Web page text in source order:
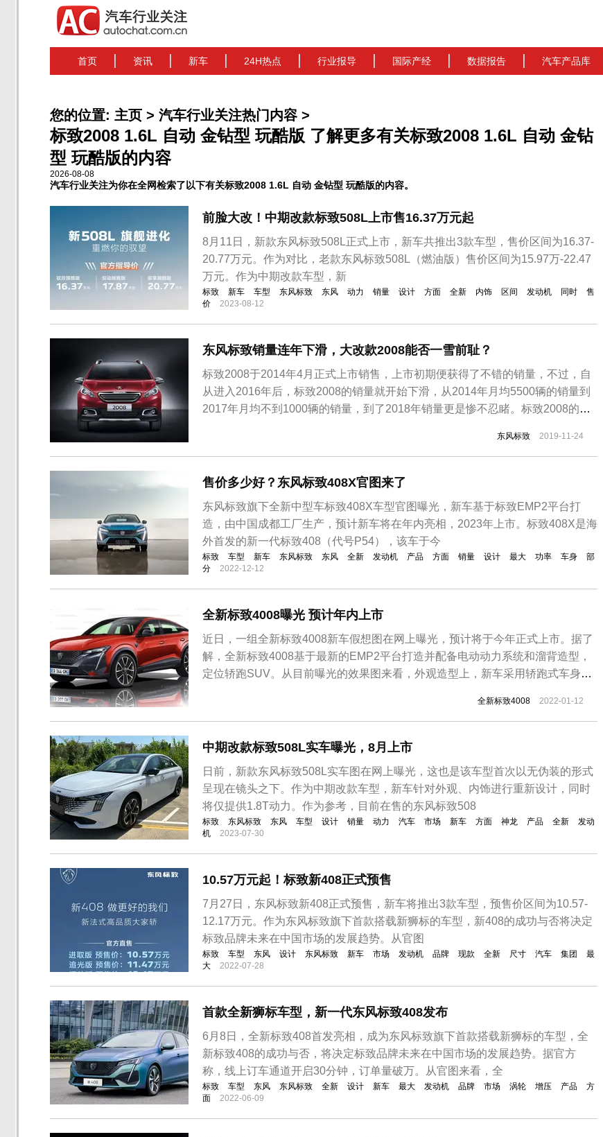
首页 资讯 新车 24H热点 行业报导 国际产经 数据报告 汽车产品库
您的位置: 主页 > 汽车行业关注热门内容 >
标致2008 1.6L 自动 金钻型 玩酷版 了解更多有关标致2008 1.6L 自动 金钻
型 玩酷版的内容
2026-08-08
汽车行业关注为你在全网检索了以下有关标致2008 1.6L 自动 金钻型 玩酷版的内容。
前脸大改！中期改款标致508L上市售16.37万元起
8月11日，新款东风标致508L正式上市，新车共推出3款车型，售价区间为16.37-
20.77万元。作为对比，老款东风标致508L（燃油版）售价区间为15.97万-22.47
万元。作为中期改款车型，新
标致 新车 车型 东风标致 东风 动力 销量 设计 方面 全新 内饰 区间 发动机 同时
售
价
2023-08-12
东风标致销量连年下滑，大改款2008能否一雪前耻？
标致2008于2014年4月正式上市销售，上市初期便获得了不错的销量，不过，自
从进入2016年后，标致2008的销量就开始下滑，从2014年月均5500辆的销量到
2017年月均不到1000辆的销量，到了2018年销量更是惨不忍睹。标致2008的销
是外观和内饰基本保持一致，没有进行突破和创新。随着越来越多自主品牌的出
现，标致2...
东风标致 2019-11-24
售价多少好？东风标致408X官图来了
东风标致旗下全新中型车标致408X车型官图曝光，新车基于标致EMP2平台打
造，由中国成都工厂生产，预计新车将在年内亮相，2023年上市。标致408X是海
外首发的新一代标致408（代号P54），该车于今
标致 车型 新车 东风标致 东风 全新 发动机 产品 方面 销量 设计 最大 功率 车身
部
分
2022-12-12
全新标致4008曝光 预计年内上市
近日，一组全新标致4008新车假想图在网上曝光，预计将于今年正式上市。据了
解，全新标致4008基于最新的EMP2平台打造并配备电动动力系统和溜背造型，
定位轿跑SUV。从目前曝光的效果图来看，外观造型上，新车采用轿跑式车身设
用大量黑色涂装，整体造型看上去非常犀利。车身侧面造型使用了经典的溜背式
轿跑SUV造型，设计上多以较为运动的...
全新标致4008 2022-01-12
中期改款标致508L实车曝光，8月上市
日前，新款东风标致508L实车图在网上曝光，这也是该车型首次以无伪装的形式
呈现在镜头之下。作为中期改款车型，新车针对外观、内饰进行重新设计，同时
将仅提供1.8T动力。作为参考，目前在售的东风标致508
标致 东风标致 东风 车型 设计 销量 动力 汽车 市场 新车 方面 神龙 产品 全新
发动
机
2023-07-30
10.57万元起！标致新408正式预售
7月27日，东风标致新408正式预售，新车将推出3款车型，预售价区间为10.57-
12.17万元。作为东风标致旗下首款搭载新狮标的车型，新408的成功与否将决定
标致品牌未来在中国市场的发展趋势。从官图
标致 车型 东风 设计 东风标致 新车 市场 发动机 品牌 现款 全新 尺寸 汽车 集团
最
大
2022-07-28
首款全新狮标车型，新一代东风标致408发布
6月8日，全新标致408首发亮相，成为东风标致旗下首款搭载新狮标的车型，全
新标致408的成功与否，将决定标致品牌未来在中国市场的发展趋势。据官方
称，线上订车通道开启30分钟，订单量破万。从官图来看，全
标致 车型 东风 东风标致 全新 设计 新车 最大 发动机 品牌 市场 涡轮 增压 产品
方
面
2022-06-09